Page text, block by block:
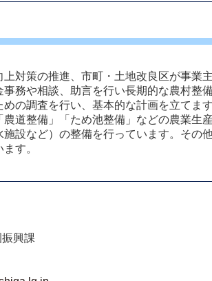
対策の推進、市町・土地改良区が事業
務や相談、助言を行い長期的な農村整
の調査を行い、基本的な計画を立てま
農道整備」「ため池整備」などの農業生
設など）の整備を行っています。その
ます。
興課